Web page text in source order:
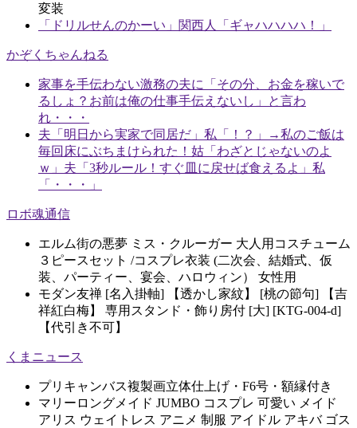
変装
「ドリルせんのかーい」関西人「ギャハハハハ！」
かぞくちゃんねる
家事を手伝わない激務の夫に「その分、お金を稼いで
るしょ？お前は俺の仕事手伝えないし」と言わ
れ・・・
夫「明日から実家で同居だ」私「！？」→私のご飯は
毎回床にぶちまけられた！姑「わざとじゃないのよ
ｗ」夫「3秒ルール！すぐ皿に戻せば食えるよ」私
「・・・」
ロボ魂通信
エルム街の悪夢 ミス・クルーガー 大人用コスチューム
３ピースセット /コスプレ衣装 (二次会、結婚式、仮
装、パーティー、宴会、ハロウィン） 女性用
モダン友禅 [名入掛軸] 【透かし家紋】 [桃の節句] 【吉
祥紅白梅】 専用スタンド・飾り房付 [大] [KTG-004-d]
【代引き不可】
くまニュース
プリキャンバス複製画立体仕上げ・F6号・額縁付き
マリーロングメイド JUMBO コスプレ 可愛い メイド
アリス ウェイトレス アニメ 制服 アイドル アキバ ゴス